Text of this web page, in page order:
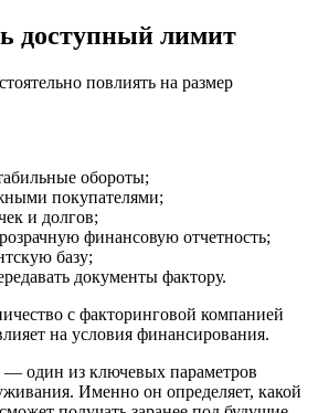
доступный лимит
повлиять на размер
обороты;
покупателями;
и долгов;
финансовую отчетность;
базу;
документы фактору.
с факторинговой компанией
на условия финансирования.
один из ключевых параметров
Именно он определяет, какой